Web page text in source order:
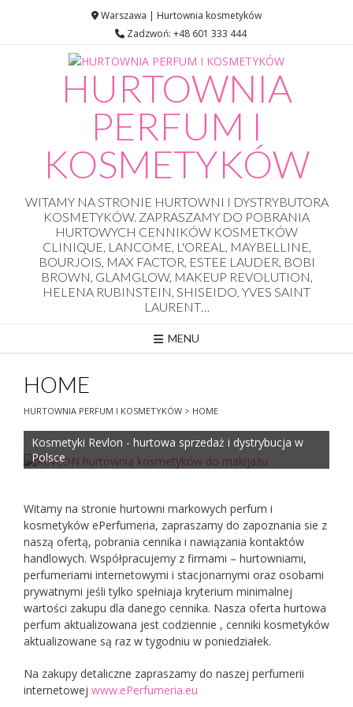
Warszawa | Hurtownia kosmetyków
Zadzwoń: +48 601 333 444
HURTOWNIA
PERFUM I
KOSMETYKÓW
WITAMY NA STRONIE HURTOWNI I DYSTRYBUTORA
KOSMETYKÓW. ZAPRASZAMY DO POBRANIA
HURTOWYCH CENNIKÓW KOSMETKÓW
CLINIQUE, LANCOME, L'OREAL, MAYBELLINE,
BOURJOIS, MAX FACTOR, ESTEE LAUDER, BOBI
BROWN, GLAMGLOW, MAKEUP REVOLUTION,
HELENA RUBINSTEIN, SHISEIDO, YVES SAINT
LAURENT…
MENU
HOME
HURTOWNIA PERFUM I KOSMETYKÓW > HOME
Kosmetyki Revlon - hurtowa sprzedaż i dystrybucja w
Polsce
Witamy na stronie hurtowni markowych perfum i
kosmetyków ePerfumeria, zapraszamy do zapoznania sie z
naszą ofertą, pobrania cennika i nawiązania kontaktów
handlowych. Współpracujemy z firmami – hurtowniami,
perfumeriami internetowymi i stacjonarnymi oraz osobami
prywatnymi jeśli tylko spełniaja kryterium minimalnej
wartości zakupu dla danego cennika. Nasza oferta hurtowa
perfum aktualizowana jest codziennie , cenniki kosmetyków
aktualizowane są raz w tygodniu w poniedziałek.
Na zakupy detaliczne zapraszamy do naszej perfumerii
internetowej www.ePerfumeria.eu